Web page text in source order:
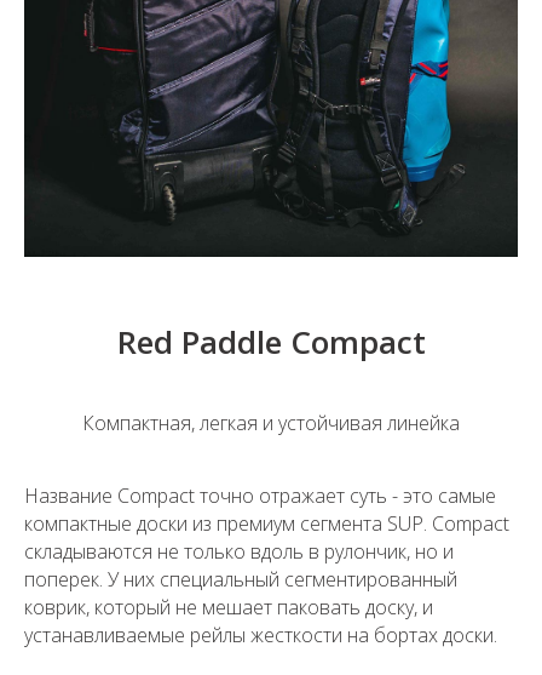
Red Paddle Compact
Компактная, легкая и устойчивая линейка
Название Compact точно отражает суть - это самые
компактные доски из премиум сегмента SUP. Compact
складываются не только вдоль в рулончик, но и
поперек. У них специальный сегментированный
коврик, который не мешает паковать доску, и
устанавливаемые рейлы жесткости на бортах доски.